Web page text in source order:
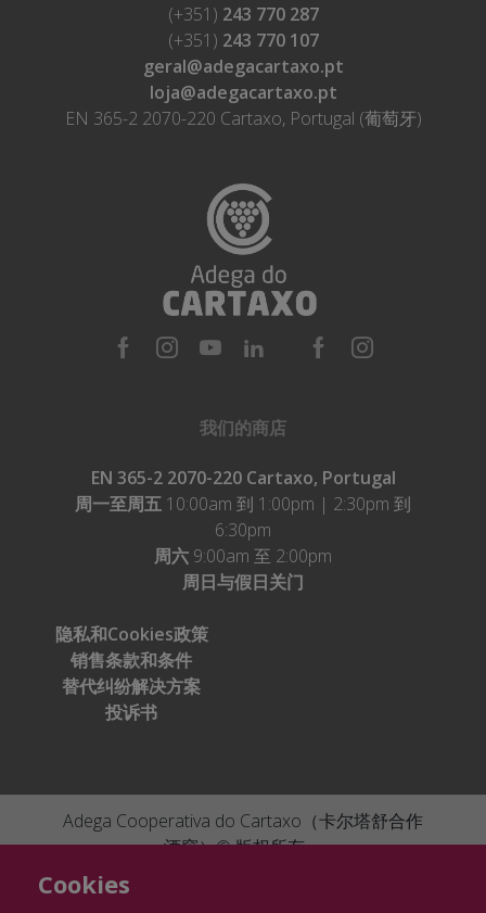
(+351) 243 770 287
(+351) 243 770 107
geral@adegacartaxo.pt
loja@adegacartaxo.pt
EN 365-2 2070-220 Cartaxo, Portugal (葡萄牙)
我们的商店
EN 365-2 2070-220 Cartaxo, Portugal
周一至周五 10:00am 到 1:00pm | 2:30pm 到
6:30pm
周六 9:00am 至 2:00pm
周日与假日关门
隐私和Cookies政策
销售条款和条件
替代纠纷解决方案
投诉书
Adega Cooperativa do Cartaxo（卡尔塔舒合作
酒窖）© 版权所有。
Cookies